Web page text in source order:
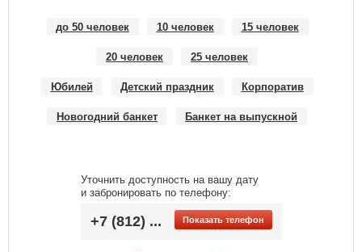
до 50 человек 10 человек 15 человек
20 человек 25 человек
Юбилей Детский праздник Корпоратив
Новогодний банкет Банкет на выпускной
Уточнить доступность на вашу дату
и забронировать по телефону:
+7 (812) ... Показать телефон